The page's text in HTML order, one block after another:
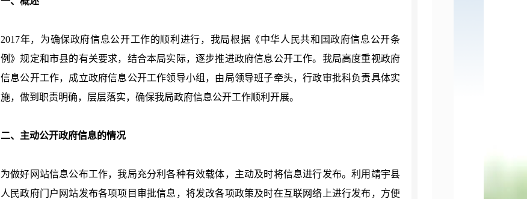
2017年，为确保政府信息公开工作的顺利进行，我局根据《中华人民共和国政府信息公开条
例》规定和市县的有关要求，结合本局实际，逐步推进政府信息公开工作。我局高度重视政府
信息公开工作，成立政府信息公开工作领导小组，由局领导班子牵头，行政审批科负责具体实
施，做到职责明确，层层落实，确保我局政府信息公开工作顺利开展。
二、主动公开政府信息的情况
为做好网站信息公布工作，我局充分利各种有效载体，主动及时将信息进行发布。利用靖宇县
人民政府门户网站发布各项项目审批信息，将发改各项政策及时在互联网络上进行发布，方便